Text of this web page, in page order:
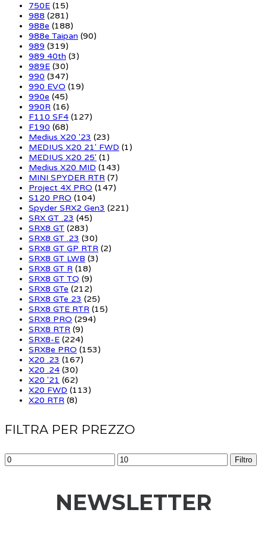
750E (15)
988 (281)
988e (188)
988e Taipan (90)
989 (319)
989 40th (3)
989E (30)
990 (347)
990 EVO (19)
990e (45)
990R (16)
F110 SF4 (127)
F190 (68)
Medius X20 '23 (23)
MEDIUS X20 21' FWD (1)
MEDIUS X20 25' (1)
Medius X20 MID (143)
MINI SPYDER RTR (7)
Project 4X PRO (147)
S120 PRO (104)
Spyder SRX2 Gen3 (221)
SRX GT .23 (45)
SRX8 GT (283)
SRX8 GT .23 (30)
SRX8 GT GP RTR (2)
SRX8 GT LWB (3)
SRX8 GT R (18)
SRX8 GT TQ (9)
SRX8 GTe (212)
SRX8 GTe 23 (25)
SRX8 GTE RTR (15)
SRX8 PRO (294)
SRX8 RTR (9)
SRX8-E (224)
SRX8e PRO (153)
X20 .23 (167)
X20 .24 (30)
X20 '21 (62)
X20 FWD (113)
X20 RTR (8)
FILTRA PER PREZZO
Filtro
NEWSLETTER